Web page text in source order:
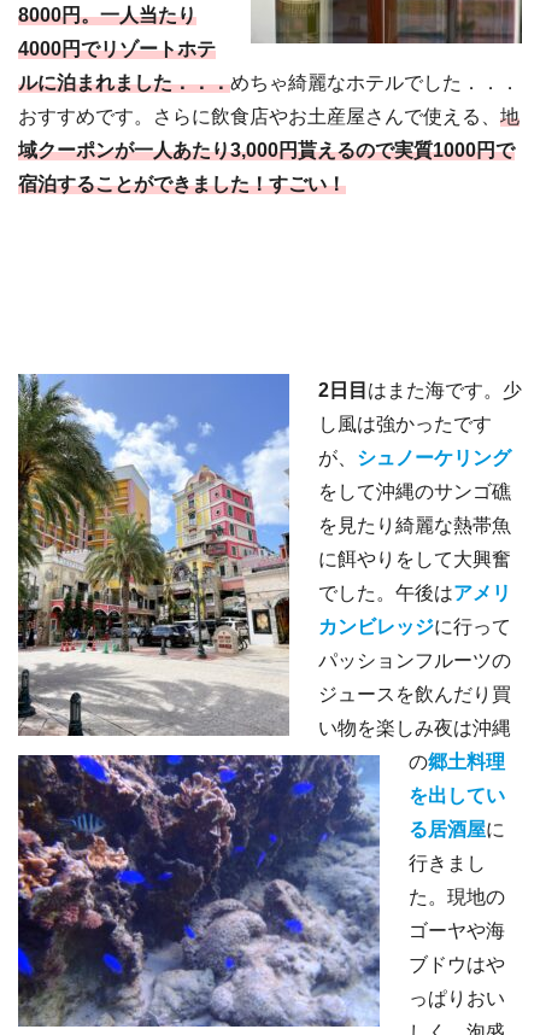
8000円。一人当たり
4000円でリゾートホテ
ルに泊まれました．．．めちゃ綺麗なホテルでした．．．
おすすめです。さらに飲食店やお土産屋さんで使える、 地
域クーポンが一人あたり3,000円貰えるので実質1000円で
宿泊することができました！すごい！
2日目 はまた海です。少
し風は強かったです
が、 シュノーケリング
をして沖縄のサンゴ礁
を見たり綺麗な熱帯魚
に餌やりをして大興奮
でした。午後はアメリ
カンビレッジに行って
パッションフルーツの
ジュースを飲んだり買
い物を楽しみ夜は沖縄
の郷土料理
を出してい
る居酒屋に
行きまし
た。現地の
ゴーヤや海
ブドウはや
っぱりおい